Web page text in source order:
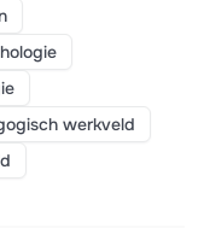
werkveld